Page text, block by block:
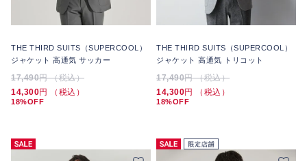
THE THIRD SUITS（SUPERCOOL）
ジャケット 高通気 サッカー
17,490円 （税込）
14,300円 （税込）
18%OFF
THE THIRD SUITS（SUPERCOOL）
ジャケット 高通気 トリコット
17,490円 （税込）
14,300円 （税込）
18%OFF